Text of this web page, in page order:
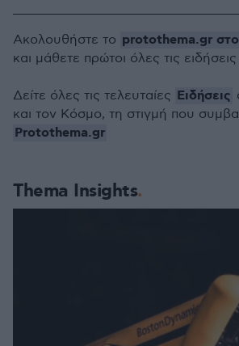
Thema Insights
Ακολουθήστε το protothema.gr
και μάθετε πρώτοι όλες τις ειδήσεις
Δείτε όλες τις τελευταίες Ειδήσεις
και τον Κόσμο, τη στιγμή που
Protothema.gr